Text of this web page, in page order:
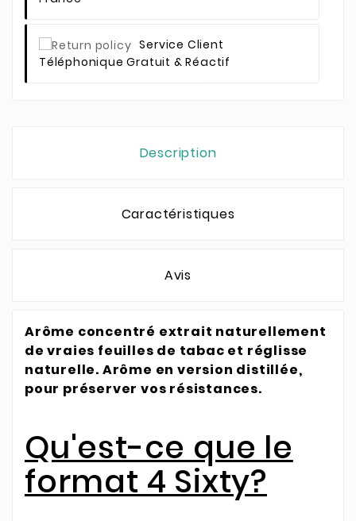
Service Client
Téléphonique Gratuit & Réactif
Description
Caractéristiques
Avis
Arôme concentré extrait naturellement
de vraies feuilles de tabac et réglisse
naturelle. Arôme en version distillée,
pour préserver vos résistances.
Qu'est-ce que le
format 4 Sixty?